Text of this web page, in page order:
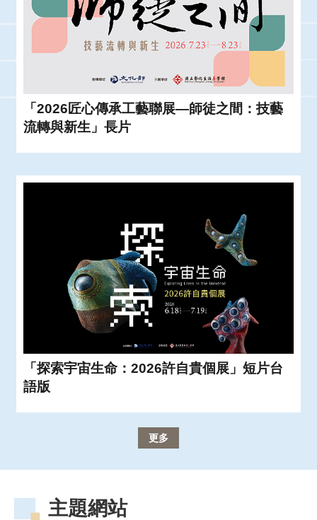
「2026匠心傳承工藝聯展—師徒之間：技藝
流轉與新生」長片
「探索宇宙生命：2026許自貴個展」短片台
語版
更多
主題網站